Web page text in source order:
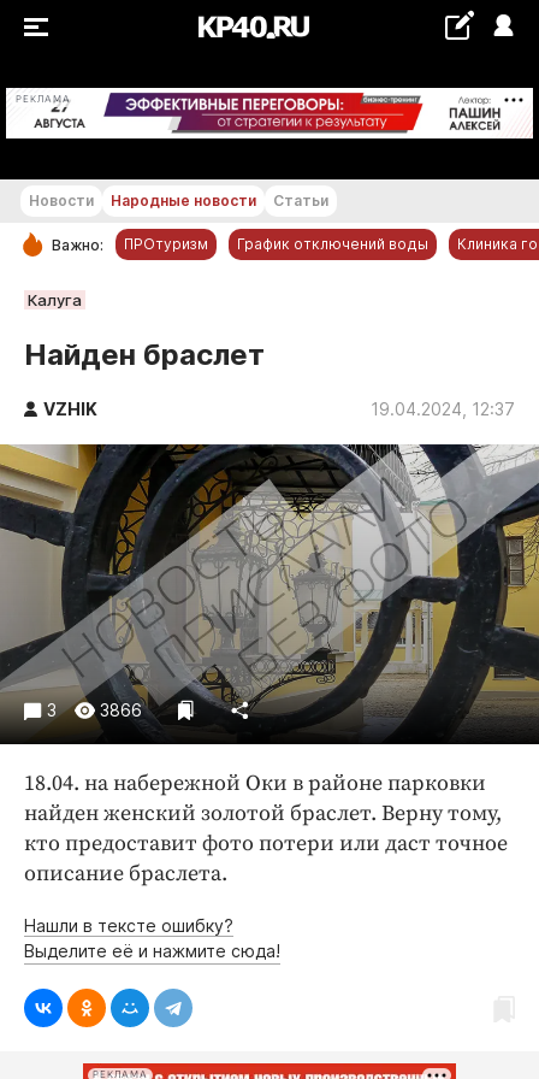
РЕКЛАМА +12...+13 °С
РУБРИКИ
Обнинск
Новости компаний
Статьи
Народные новости
Авто и транспорт
Благоустройство
Криминал
Культура
Недвижимость и ЖКХ
Образование
Общество
Погода
Праздники
Происшествия
Спорт
Экономика и бизнес
ПРОЕКТЫ
Издания
Новости Народные новости Статьи
Важно: ПРОтуризм График отключений воды Клиника
Калуга
Найден браслет
VZHIK 19.04.2024, 12:37
3 3866
18.04. на набережной Оки в районе парковки
найден женский золотой браслет. Верну тому,
кто предоставит фото потери или даст точное
описание браслета.
Нашли в тексте ошибку?
Выделите её и нажмите сюда!
РЕКЛАМА